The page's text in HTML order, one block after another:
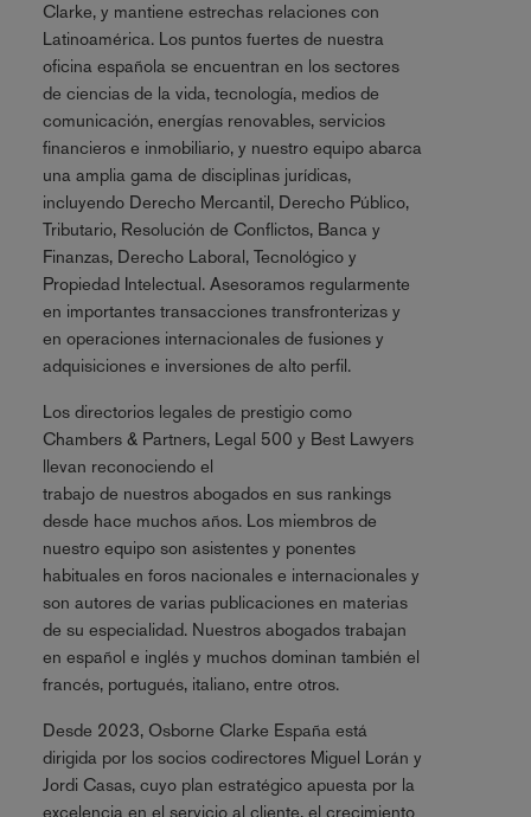
Clarke, y mantiene estrechas relaciones con
Latinoamérica. Los puntos fuertes de nuestra
oficina española se encuentran en los sectores
de ciencias de la vida, tecnología, medios de
comunicación, energías renovables, servicios
financieros e inmobiliario, y nuestro equipo abarca
una amplia gama de disciplinas jurídicas,
incluyendo Derecho Mercantil, Derecho Público,
Tributario, Resolución de Conflictos, Banca y
Finanzas, Derecho Laboral, Tecnológico y
Propiedad Intelectual. Asesoramos regularmente
en importantes transacciones transfronterizas y
en operaciones internacionales de fusiones y
adquisiciones e inversiones de alto perfil.
Los directorios legales de prestigio como
Chambers & Partners, Legal 500 y Best Lawyers
llevan reconociendo el
trabajo de nuestros abogados en sus rankings
desde hace muchos años. Los miembros de
nuestro equipo son asistentes y ponentes
habituales en foros nacionales e internacionales y
son autores de varias publicaciones en materias
de su especialidad. Nuestros abogados trabajan
en español e inglés y muchos dominan también el
francés, portugués, italiano, entre otros.
Desde 2023, Osborne Clarke España está
dirigida por los socios codirectores Miguel Lorán y
Jordi Casas, cuyo plan estratégico apuesta por la
excelencia en el servicio al cliente, el crecimiento